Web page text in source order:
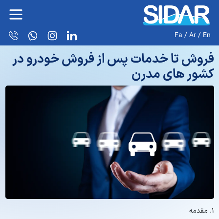
Fa /Ar/ En
فروش تا خدمات پس از فروش خودرو در
کشور های مدرن
۱. مقدمه